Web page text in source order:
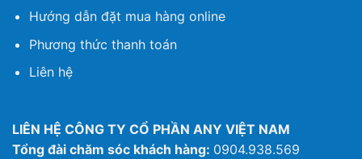
Hướng dẫn đặt mua hàng online
Phương thức thanh toán
Liên hệ
LIÊN HỆ CÔNG TY CỔ PHẦN ANY VIỆT NAM
Tổng đài chăm sóc khách hàng: 0904.938.569